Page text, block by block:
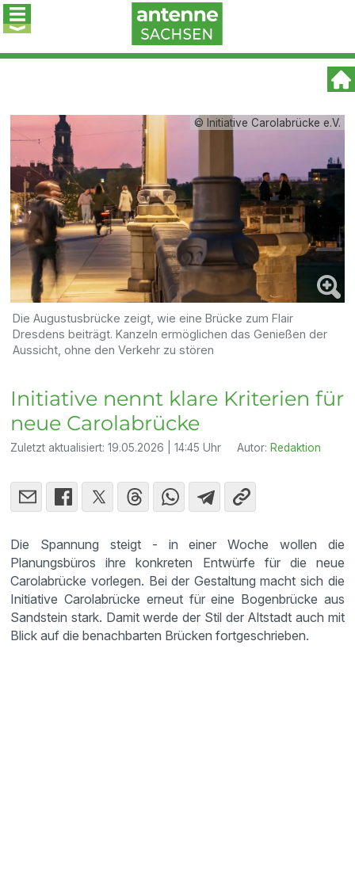
© Initiative Carolabrücke e.V.
Die Augustusbrücke zeigt, wie eine Brücke zum Flair
Dresdens beiträgt. Kanzeln ermöglichen das Genießen der
Aussicht, ohne den Verkehr zu stören
Initiative nennt klare Kriterien für
neue Carolabrücke
Zuletzt aktualisiert:19.05.2026 | 14:45 Uhr Autor: Redaktion
Die Spannung steigt - in einer Woche wollen die
Planungsbüros ihre konkreten Entwürfe für die neue
Carolabrücke vorlegen. Bei der Gestaltung macht sich die
Initiative Carolabrücke erneut für eine Bogenbrücke aus
Sandstein stark. Damit werde der Stil der Altstadt auch mit
Blick auf die benachbarten Brücken fortgeschrieben.